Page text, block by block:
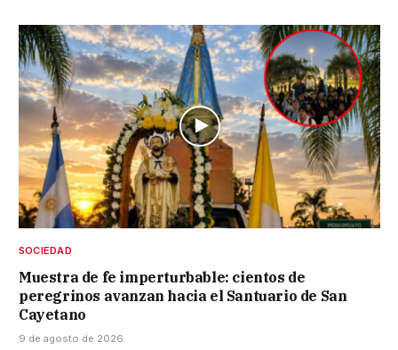
SOCIEDAD
Muestra de fe imperturbable: cientos de
peregrinos avanzan hacia el Santuario de San
Cayetano
9 de agosto de 2026